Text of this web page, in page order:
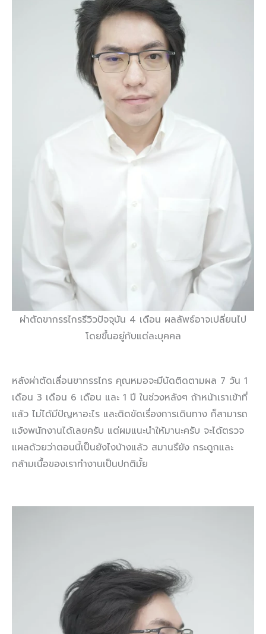
ผ่าตัดขากรรไกรรีวิวปัจจุบัน 4 เดือน ผลลัพธ์อาจเปลี่ยนไป
โดยขึ้นอยู่กับแต่ละบุคคล
หลังผ่าตัดเลื่อนขากรรไกร คุณหมอจะมีนัดติดตามผล 7 วัน 1
เดือน 3 เดือน 6 เดือน และ 1 ปี ในช่วงหลังๆ ถ้าหน้าเราเข้าที่
แล้ว ไม่ได้มีปัญหาอะไร และติดขัดเรื่องการเดินทาง ก็สามารถ
แจ้งพนักงานได้เลยครับ แต่ผมแนะนำให้มานะครับ จะได้ตรวจ
แผลด้วยว่าตอนนี้เป็นยังไงบ้างแล้ว สมานรึยัง กระดูกและ
กล้ามเนื้อของเราทำงานเป็นปกติมั้ย